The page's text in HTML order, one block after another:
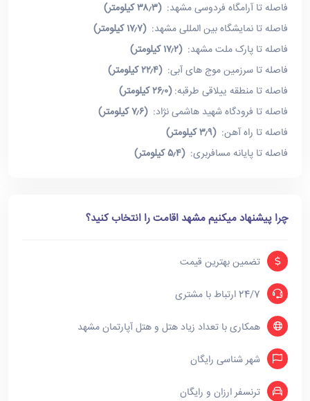
فاصله تا آرامگاه فردوسی مشهد:(۳۸٫۳ کیلومتر)
فاصله تا نمایشگاه بین المللی مشهد:(۱۷٫۷ کیلومتر)
فاصله تا پارک ملت مشهد:(۱۷٫۲ کیلومتر)
فاصله تا سرزمین موج های آبی:(۲۲٫۴ کیلومتر)
فاصله تا منطقه ییلاقی طرقبه:(۲۶٫۰ کیلومتر)
فاصله تا فرودگاه شهید هاشمی نژاد:(۷٫۶ کیلومتر)
فاصله تا راه آهن:(۳٫۹ کیلومتر)
فاصله تا پایانه مسافربری:(۵٫۴ کیلومتر)
چرا پیشنهاد میکنیم مشهد اقامت را انتخاب کنید؟
تضمین بهترین قیمت
24/7 ارتباط با مشتری
همکاری با تعداد زیاد هتل و هتل آپارتمان مشهد
شهر شناسی رایگان
ترنسفر ارزان و رایگان